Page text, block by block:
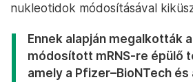
nukleotidok módosításával
Ennek alapján megalkották
módosított mRNS-re épülő
amely a Pfizer–BioNTech és